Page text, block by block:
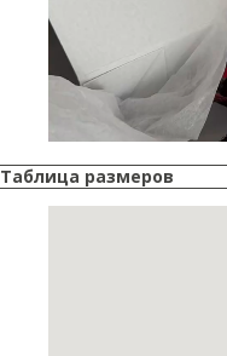
Таблица размеров